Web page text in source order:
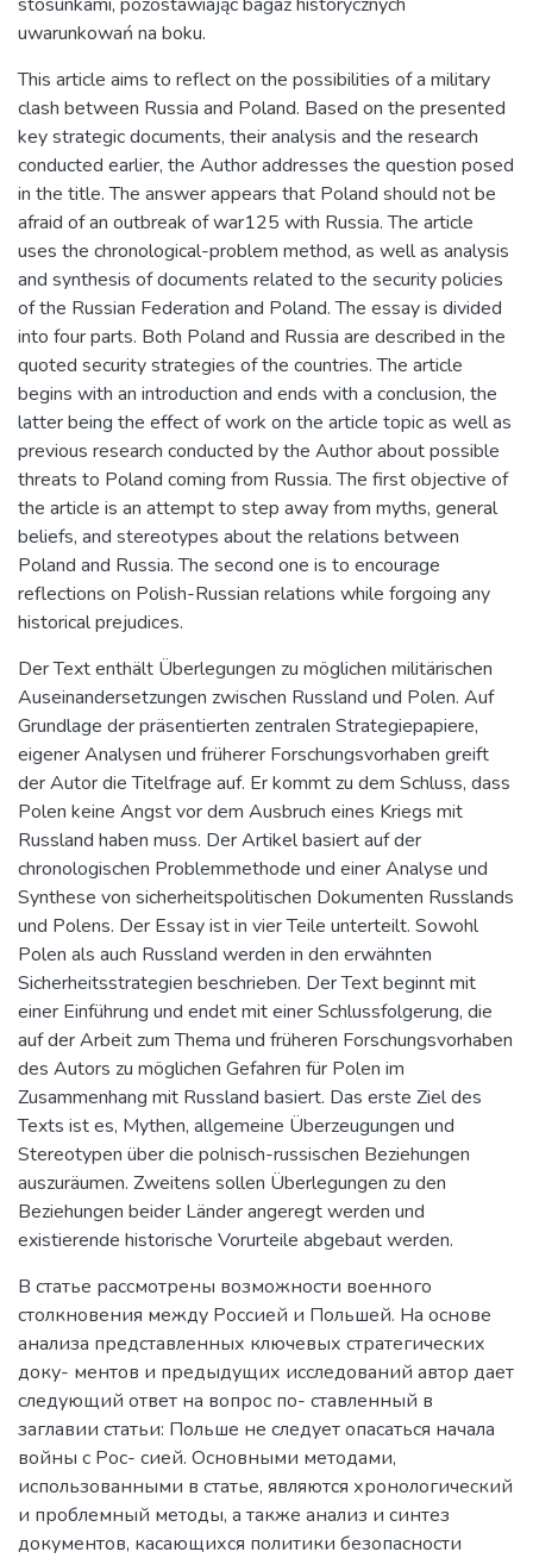
uwarunkowań na boku.
This article aims to reflect on the possibilities of a military
clash between Russia and Poland. Based on the presented
key strategic documents, their analysis and the research
conducted earlier, the Author addresses the question posed
in the title. The answer appears that Poland should not be
afraid of an outbreak of war125 with Russia. The article
uses the chronological-problem method, as well as analysis
and synthesis of documents related to the security policies
of the Russian Federation and Poland. The essay is divided
into four parts. Both Poland and Russia are described in the
quoted security strategies of the countries. The article
begins with an introduction and ends with a conclusion, the
latter being the effect of work on the article topic as well as
previous research conducted by the Author about possible
threats to Poland coming from Russia. The first objective of
the article is an attempt to step away from myths, general
beliefs, and stereotypes about the relations between
Poland and Russia. The second one is to encourage
reflections on Polish-Russian relations while forgoing any
historical prejudices.
Der Text enthält Überlegungen zu möglichen militärischen
Auseinandersetzungen zwischen Russland und Polen. Auf
Grundlage der präsentierten zentralen Strategiepapiere,
eigener Analysen und früherer Forschungsvorhaben greift
der Autor die Titelfrage auf. Er kommt zu dem Schluss, dass
Polen keine Angst vor dem Ausbruch eines Kriegs mit
Russland haben muss. Der Artikel basiert auf der
chronologischen Problemmethode und einer Analyse und
Synthese von sicherheitspolitischen Dokumenten Russlands
und Polens. Der Essay ist in vier Teile unterteilt. Sowohl
Polen als auch Russland werden in den erwähnten
Sicherheitsstrategien beschrieben. Der Text beginnt mit
einer Einführung und endet mit einer Schlussfolgerung, die
auf der Arbeit zum Thema und früheren Forschungsvorhaben
des Autors zu möglichen Gefahren für Polen im
Zusammenhang mit Russland basiert. Das erste Ziel des
Texts ist es, Mythen, allgemeine Überzeugungen und
Stereotypen über die polnisch-russischen Beziehungen
auszuräumen. Zweitens sollen Überlegungen zu den
Beziehungen beider Länder angeregt werden und
existierende historische Vorurteile abgebaut werden.
В статье рассмотрены возможности военного
столкновения между Россией и Польшей. На основе
анализа представленных ключевых стратегических
доку- ментов и предыдущих исследований автор дает
следующий ответ на вопрос по- ставленный в
заглавии статьи: Польше не следует опасаться начала
войны с Рос- сией. Основными методами,
использованными в статье, являются хронологический
и проблемный методы, а также анализ и синтез
документов, касающихся политики безопасности